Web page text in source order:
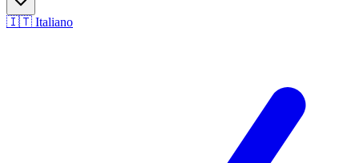
🇮🇹 Italiano